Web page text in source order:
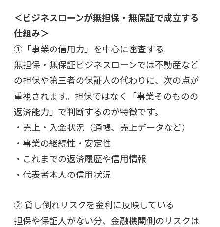
＜ビジネスローンが無担保・無保証で成立する
仕組み＞
①「事業の信用力」を中心に審査する
無担保・無保証ビジネスローンでは不動産など
の担保や第三者の保証人の代わりに、次の点が
重視されます。担保ではなく「事業そのものの
返済能力」で判断するのが特徴です。
・売上・入金状況（通帳、売上データなど）
・事業の継続性・安定性
・これまでの返済履歴や信用情報
・代表者本人の信用状況
② 貸し倒れリスクを金利に反映している
担保や保証人がない分、金融機関側のリスクは